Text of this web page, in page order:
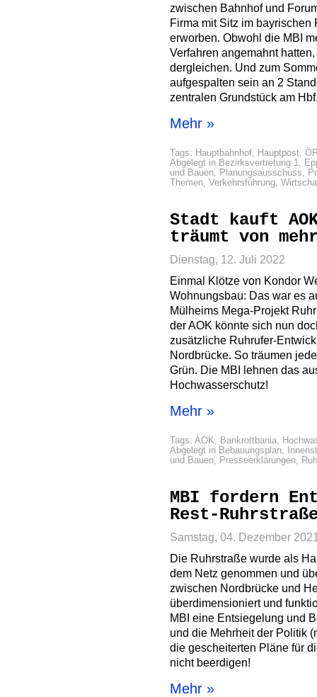
zwischen Bahnhof und
Firma mit Sitz im
erworben. Obwohl die MBI
Verfahren angemahnt
dergleichen. Und zum
aufgespalten sein an 2
zentralen Grundstück am
Mehr »
Tags: Hauptbahnhof, Hauptpost,
Abgelegt in Bezirksvertretung 1,
und Bauen, Planungsausschuss,
Themen, Verkehrsführung,
Stadt kauft
träumt von
Dienstag, 12. Juli 2022
Einmal Klötze von Kondor
Wohnungsbau: Das war es
Mülheims Mega-Projekt
der AOK könnte sich nun
zusätzliche Ruhrufer-
Nordbrücke. So träumen
Grün. Die MBI lehnen das
Hochwasserschutz!
Mehr »
Tags: AOK, Bankrottbania,
Abgelegt in Bebauungsplan,
und Bauen, Presseerklärungen,
MBI fordern
Rest-
Samstag, 04. Dezember
Die Ruhrstraße wurde als
dem Netz genommen und
zwischen Nordbrücke und
überdimensioniert und
MBI eine Entsiegelung und
und die Mehrheit der Politik
die gescheiterten Pläne für
nicht beerdigen!
Mehr »